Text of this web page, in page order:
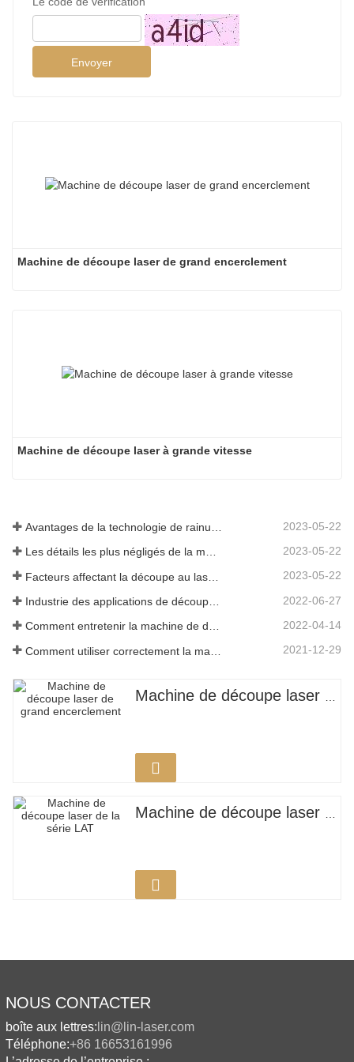
Envoyer
Machine de découpe laser de grand encerclement
Machine de découpe laser à grande vitesse
2023-05-22
Les détails les plus négligés de la machine de découpe laser à fibre 2023-05-22
2023-05-22
2022-06-27
Comment entretenir la machine de découpe laser 2022-04-14
2021-12-29
NOUS CONTACTER
boîte aux lettres: lin@lin-laser.com
Téléphone:+86 16653161996